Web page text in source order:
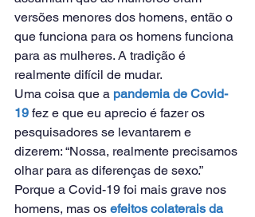
versões menores dos homens, então o
que funciona para os homens funciona
para as mulheres. A tradição é
realmente difícil de mudar.
Uma coisa que a pandemia de Covid-
19 fez e que eu aprecio é fazer os
pesquisadores se levantarem e
dizerem: “Nossa, realmente precisamos
olhar para as diferenças de sexo.”
Porque a Covid-19 foi mais grave nos
homens, mas os efeitos colaterais da